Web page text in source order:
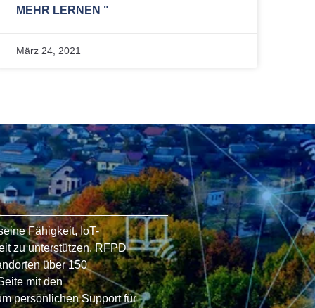
MEHR LERNEN "
März 24, 2021
Fähigkeit, IoT-
zu unterstützen. RFPD
über 150
mit den
persönlichen Support für